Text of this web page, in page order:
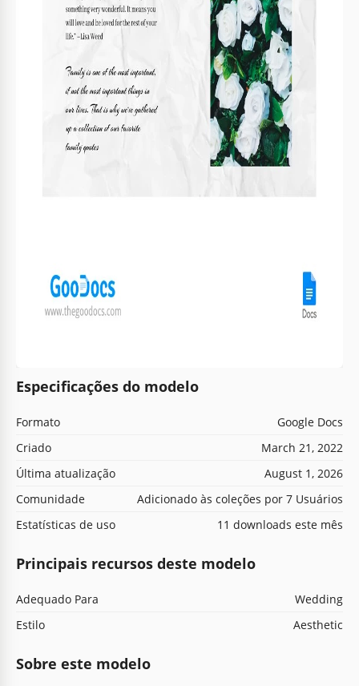
Especificações do modelo
Formato
Google Docs
Criado
March 21, 2022
Última atualização
August 1, 2026
Comunidade
Adicionado às coleções por 7 Usuários
Estatísticas de uso
11 downloads este mês
Principais recursos deste modelo
Adequado Para
Wedding
Estilo
Aesthetic
Sobre este modelo